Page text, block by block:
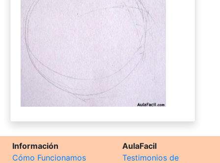
Información
Cómo Funcionamos
AulaFacil
Testimonios de